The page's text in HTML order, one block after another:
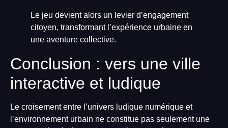
Le jeu devient alors un levier d’engagement
citoyen, transformant l’expérience urbaine en
une aventure collective.
Conclusion : vers une ville
interactive et ludique
Le croisement entre l’univers ludique numérique et
l’environnement urbain ne constitue pas seulement une